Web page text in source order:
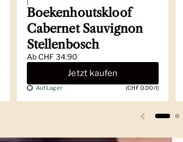
Boekenhoutskloof
Cabernet Sauvignon
Stellenbosch
Ab CHF 34.90
Jetzt kaufen
Auf Lager (CHF 0.00/l)
Vorherige